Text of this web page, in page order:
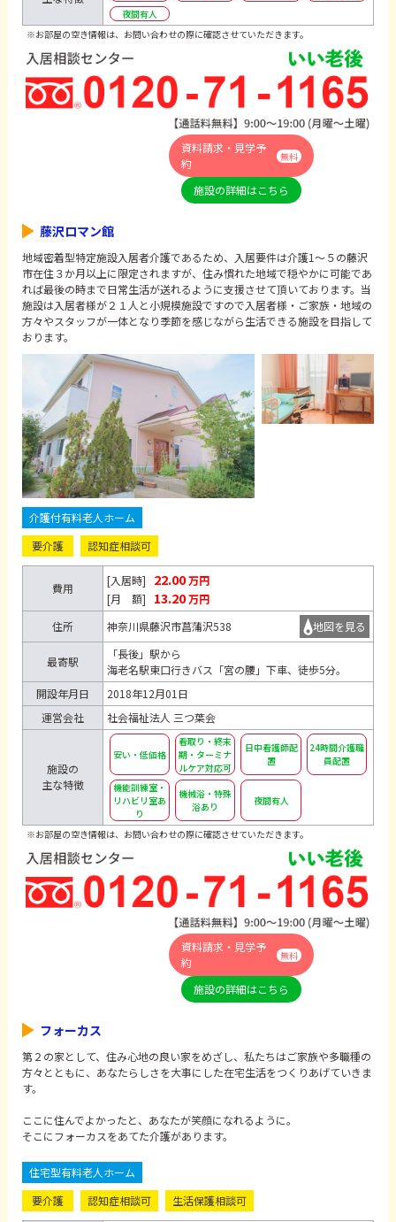
夜間有人
※お部屋の空き情報は、お問い合わせの際に確認させていただきます。
資料請求・見学予
約
無料
施設の詳細はこちら
藤沢ロマン館
地域密着型特定施設入居者介護であるため、入居要件は介護1～５の藤沢
市在住３か月以上に限定されますが、住み慣れた地域で穏やかに可能であ
れば最後の時まで日常生活が送れるように支援させて頂いております。当
施設は入居者様が２１人と小規模施設ですので入居者様・ご家族・地域の
方々やスタッフが一体となり季節を感じながら生活できる施設を目指して
おります。
介護付有料老人ホーム
要介護
認知症相談可
費用
[入居時] 22.00万円
[月 額]
13.20万円
住所
神奈川県藤沢市菖蒲沢538 地図を見る
最寄駅
「長後」駅から
海老名駅東口行きバス「宮の腰」下車、徒歩5分。
開設年月日
2018年12月01日
運営会社
社会福祉法人 三つ葉会
施設の
主な特徴
安い・低価格
看取り・終末
期・ターミナ
ルケア対応可
日中看護師配
置
24時間介護職
員配置
機能訓練室・
リハビリ室あ
り
機械浴・特殊
浴あり
夜間有人
※お部屋の空き情報は、お問い合わせの際に確認させていただきます。
資料請求・見学予
約
無料
施設の詳細はこちら
フォーカス
第２の家として、住み心地の良い家をめざし、私たちはご家族や多職種の
方々とともに、あなたらしさを大事にした在宅生活をつくりあげていきま
す。
ここに住んでよかったと、あなたが笑顔になれるように。
そこにフォーカスをあてた介護があります。
住宅型有料老人ホーム
要介護
認知症相談可 生活保護相談可